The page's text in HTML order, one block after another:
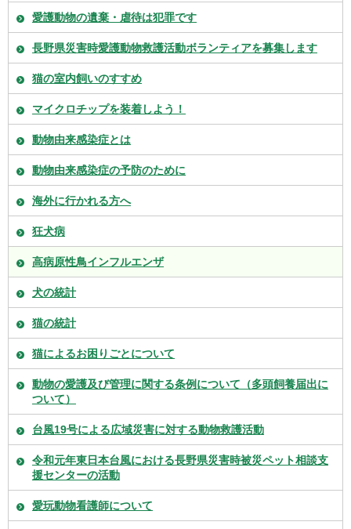
愛護動物の遺棄・虐待は犯罪です
長野県災害時愛護動物救護活動ボランティアを募集します
猫の室内飼いのすすめ
マイクロチップを装着しよう！
動物由来感染症とは
動物由来感染症の予防のために
海外に行かれる方へ
狂犬病
高病原性鳥インフルエンザ
犬の統計
猫の統計
猫によるお困りごとについて
動物の愛護及び管理に関する条例について（多頭飼養届出に
ついて）
台風19号による広域災害に対する動物救護活動
令和元年東日本台風における長野県災害時被災ペット相談支
援センターの活動
愛玩動物看護師について